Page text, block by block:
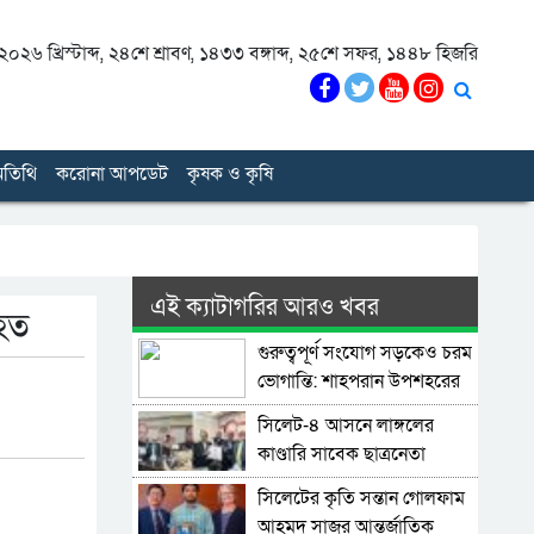
খ্রিস্টাব্দ, ২৪শে শ্রাবণ, ১৪৩৩ বঙ্গাব্দ, ২৫শে সফর, ১৪৪৮ হিজরি
করোনা আপডেট কৃষক ও কৃষি
এই ক্যাটাগরির আরও খবর
গুরুত্বপূর্ণ সংযোগ সড়কেও চরম
ভোগান্তি: শাহপরান উপশহরের
রাস্তাঘাট সংস্কারের দাবি
সিলেট-৪ আসনে লাঙ্গলের
কাণ্ডারি সাবেক ছাত্রনেতা
মুজিবুর রহমান ডালিম
সিলেটের কৃতি সন্তান গোলফাম
আহমদ সাজুর আন্তর্জাতিক